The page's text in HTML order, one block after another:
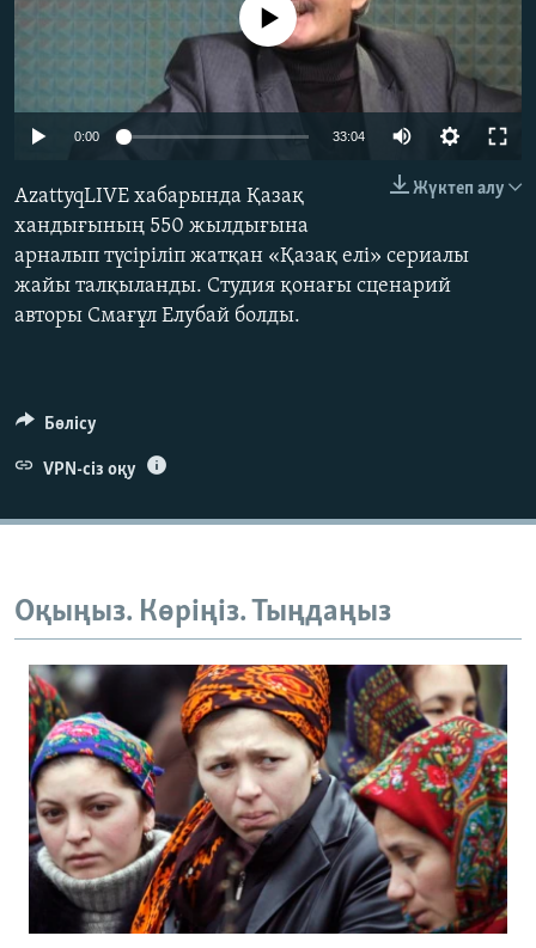
ЖАЗЫЛЫҢЫЗ
Басқа тілдерде
No media source currently available
0:00 33:04
Жүктеп алу
AzattyqLIVE хабарында Қазақ
хандығының 550 жылдығына
арналып түсіріліп жатқан «Қазақ елі» сериалы
жайы талқыланды. Студия қонағы сценарий
авторы Смағұл Елубай болды.
Бөлісу
VPN-сіз оқу
Оқыңыз. Көріңіз. Тыңдаңыз